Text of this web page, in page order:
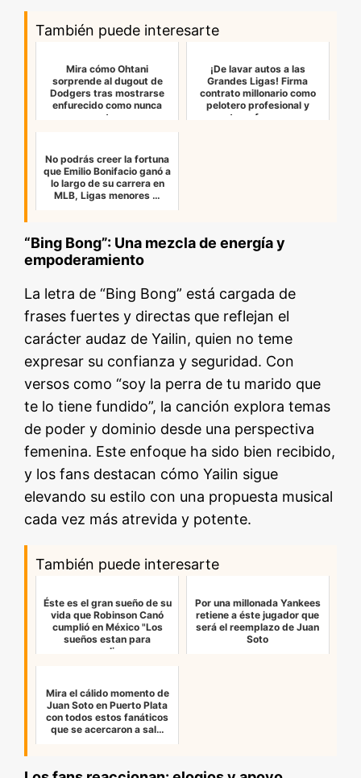
También puede interesarte
Mira cómo Ohtani
sorprende al dugout de
Dodgers tras mostrarse
enfurecido como nunca
antes
¡De lavar autos a las
Grandes Ligas! Firma
contrato millonario como
pelotero profesional y
transform…
No podrás creer la fortuna
que Emilio Bonifacio ganó a
lo largo de su carrera en
MLB, Ligas menores …
“Bing Bong”: Una mezcla de energía y
empoderamiento
La letra de “Bing Bong” está cargada de
frases fuertes y directas que reflejan el
carácter audaz de Yailin, quien no teme
expresar su confianza y seguridad. Con
versos como “soy la perra de tu marido que
te lo tiene fundido”, la canción explora temas
de poder y dominio desde una perspectiva
femenina. Este enfoque ha sido bien recibido,
y los fans destacan cómo Yailin sigue
elevando su estilo con una propuesta musical
cada vez más atrevida y potente.
También puede interesarte
Éste es el gran sueño de su
vida que Robinson Canó
cumplió en México "Los
sueños estan para
cumplirs…
Por una millonada Yankees
retiene a éste jugador que
será el reemplazo de Juan
Soto
Mira el cálido momento de
Juan Soto en Puerto Plata
con todos estos fanáticos
que se acercaron a sal…